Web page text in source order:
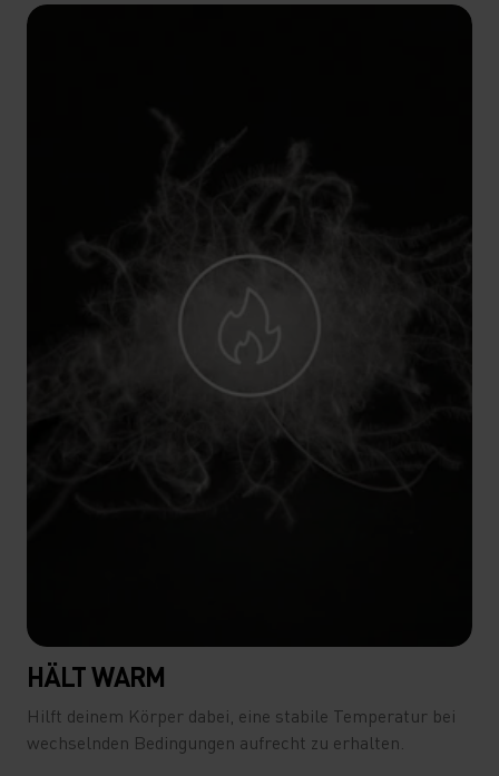
HÄLT WARM
Hilft deinem Körper dabei, eine stabile Temperatur bei
wechselnden Bedingungen aufrecht zu erhalten.